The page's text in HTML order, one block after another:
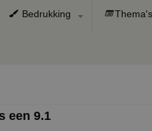
Bedrukking Thema's
een9.1